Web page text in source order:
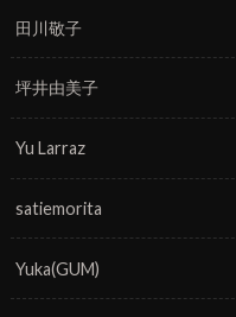
田川敬子
坪井由美子
Yu Larraz
satiemorita
Yuka(GUM)